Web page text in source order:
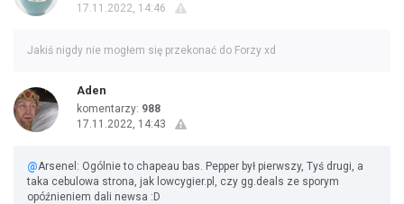
17.11.2022, 14:46
Jakiś nigdy nie mogłem się przekonać do Forzy xd
Aden
komentarzy: 988
17.11.2022, 14:43
@Arsenel: Ogólnie to chapeau bas. Pepper był pierwszy, Tyś drugi, a
taka cebulowa strona, jak lowcygier.pl, czy gg.deals ze sporym
opóźnieniem dali newsa :D